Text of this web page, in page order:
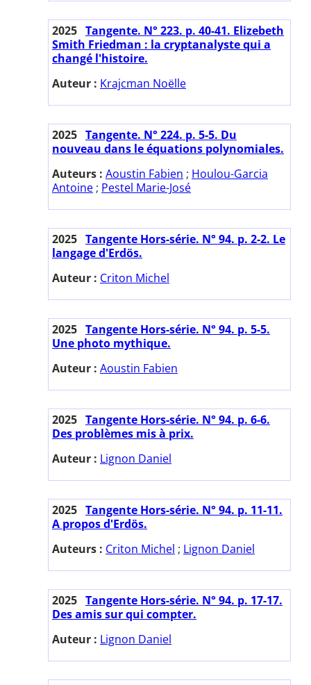
2025 Tangente. N° 223. p. 40-41. Elizebeth
Smith Friedman : la cryptanalyste qui a
changé l'histoire.
Auteur : Krajcman Noëlle
2025 Tangente. N° 224. p. 5-5. Du
nouveau dans le équations polynomiales.
Auteurs : Aoustin Fabien ; Houlou-Garcia
Antoine ; Pestel Marie-José
2025 Tangente Hors-série. N° 94. p. 2-2. Le
langage d'Erdös.
Auteur : Criton Michel
2025 Tangente Hors-série. N° 94. p. 5-5.
Une photo mythique.
Auteur : Aoustin Fabien
2025 Tangente Hors-série. N° 94. p. 6-6.
Des problèmes mis à prix.
Auteur : Lignon Daniel
2025 Tangente Hors-série. N° 94. p. 11-11.
A propos d'Erdös.
Auteurs : Criton Michel ; Lignon Daniel
2025 Tangente Hors-série. N° 94. p. 17-17.
Des amis sur qui compter.
Auteur : Lignon Daniel